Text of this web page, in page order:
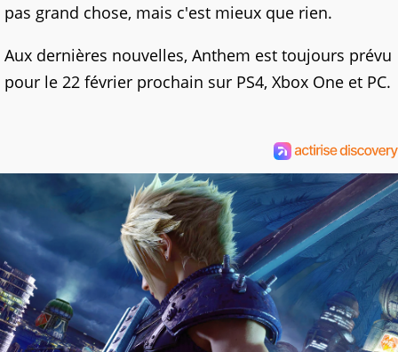
pas grand chose, mais c'est mieux que rien.
Aux dernières nouvelles, Anthem est toujours prévu
pour le 22 février prochain sur PS4, Xbox One et PC.